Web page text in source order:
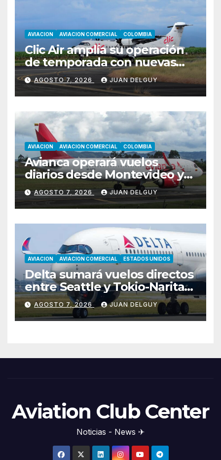
AVIACION AVIACION COMERCIAL COLOMBIA
Clic Air amplía su operación
de temporada con nuevas
rutas hacia Cartagena y Tolú
AGOSTO 7, 2026 JUAN DELGUY
AVIACION AVIACION COMERCIAL COLOMBIA
Avianca operará vuelos
diarios desde Montevideo y
Asunción hacia Bogotá
AGOSTO 7, 2026 JUAN DELGUY
AVIACION AVIACION COMERCIAL ESTADOS UNIDOS
Delta sumará vuelos directos
entre Seattle y Tokio-Narita
desde marzo de 2027
AGOSTO 7, 2026 JUAN DELGUY
Aviation Club Center
Noticias - News ✈